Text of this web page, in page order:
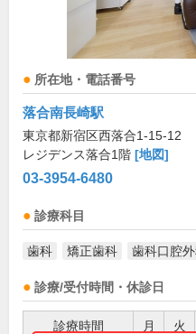
所在地・電話番号
落合南長崎駅
東京都新宿区西落合1-15-12
レジデンス落合1階 [地図]
03-3954-6480
診療科目
歯科 矯正歯科 歯科口腔
診療/受付時間・休診日
診療時間 月 火